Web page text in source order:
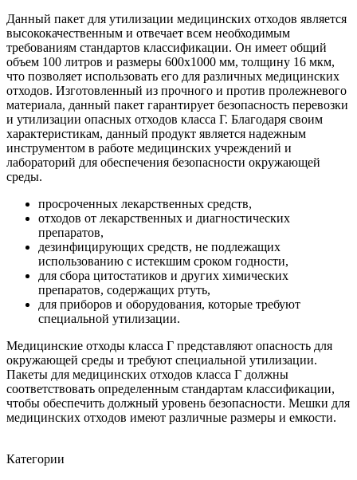
Данный пакет для утилизации медицинских отходов является
высококачественным и отвечает всем необходимым
требованиям стандартов классификации. Он имеет общий
объем 100 литров и размеры 600х1000 мм, толщину 16 мкм,
что позволяет использовать его для различных медицинских
отходов. Изготовленный из прочного и против пролежневого
материала, данный пакет гарантирует безопасность перевозки
и утилизации опасных отходов класса Г. Благодаря своим
характеристикам, данный продукт является надежным
инструментом в работе медицинских учреждений и
лабораторий для обеспечения безопасности окружающей
среды.
просроченных лекарственных средств,
отходов от лекарственных и диагностических
препаратов,
дезинфицирующих средств, не подлежащих
использованию с истекшим сроком годности,
для сбора цитостатиков и других химических
препаратов, содержащих ртуть,
для приборов и оборудования, которые требуют
специальной утилизации.
Медицинские отходы класса Г представляют опасность для
окружающей среды и требуют специальной утилизации.
Пакеты для медицинских отходов класса Г должны
соответствовать определенным стандартам классификации,
чтобы обеспечить должный уровень безопасности. Мешки для
медицинских отходов имеют различные размеры и емкости.
Категории